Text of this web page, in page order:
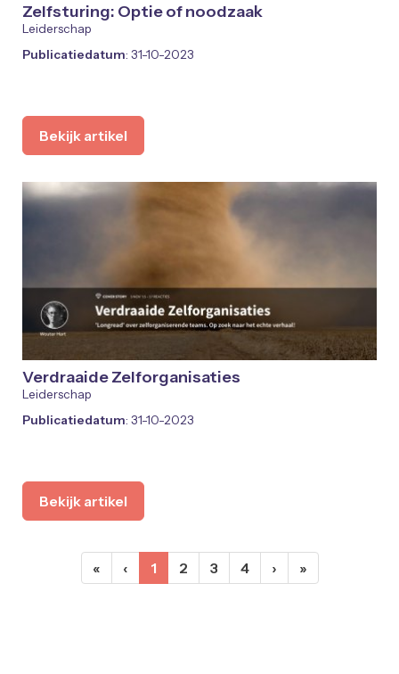
Zelfsturing: Optie of noodzaak
Leiderschap
Publicatiedatum: 31-10-2023
Bekijk artikel
Verdraaide Zelforganisaties
Leiderschap
Publicatiedatum: 31-10-2023
Bekijk artikel
« ‹ 1(huidige)
2 3 4 › »